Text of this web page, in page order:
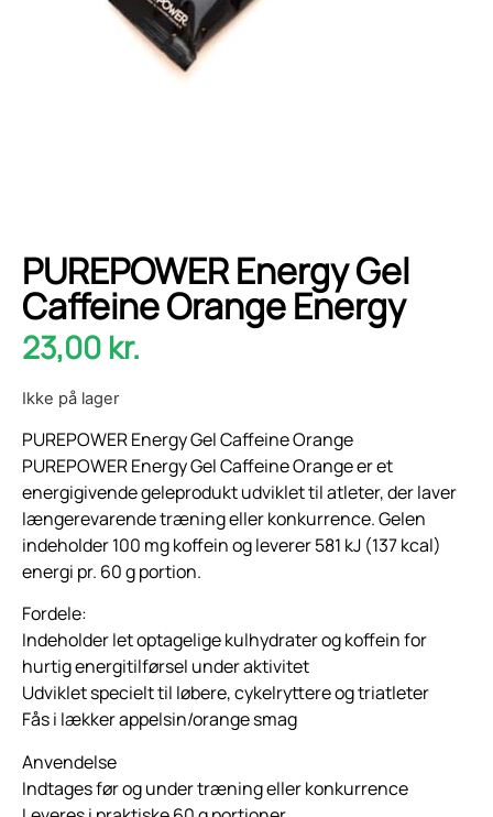
PUREPOWER Energy Gel
Caffeine Orange Energy
23,00 kr.
Ikke på lager
PUREPOWER Energy Gel Caffeine Orange
PUREPOWER Energy Gel Caffeine Orange er et
energigivende geleprodukt udviklet til atleter, der laver
længerevarende træning eller konkurrence. Gelen
indeholder 100 mg koffein og leverer 581 kJ (137 kcal)
energi pr. 60 g portion.
Fordele:
Indeholder let optagelige kulhydrater og koffein for
hurtig energitilførsel under aktivitet
Udviklet specielt til løbere, cykelryttere og triatleter
Fås i lækker appelsin/orange smag
Anvendelse
Indtages før og under træning eller konkurrence